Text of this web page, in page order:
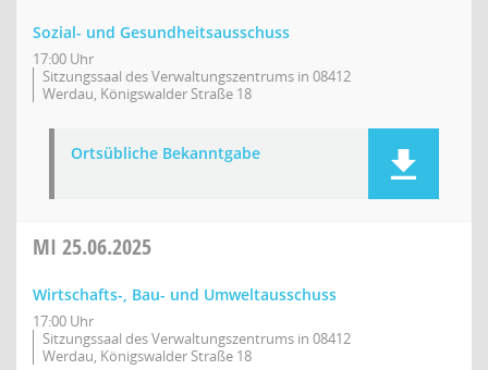
Sozial- und Gesundheitsausschuss
17:00 Uhr
Sitzungssaal des Verwaltungszentrums in 08412
Werdau, Königswalder Straße 18
Ortsübliche Bekanntgabe
MI 25.06.2025
Wirtschafts-, Bau- und Umweltausschuss
17:00 Uhr
Sitzungssaal des Verwaltungszentrums in 08412
Werdau, Königswalder Straße 18